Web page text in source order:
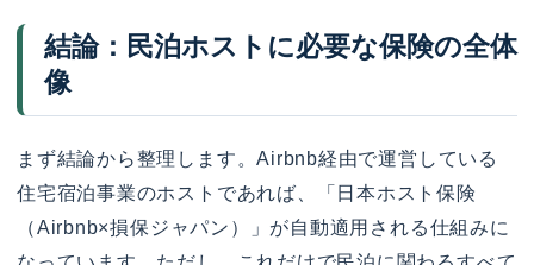
結論：民泊ホストに必要な保険の全体
像
まず結論から整理します。Airbnb経由で運営している
住宅宿泊事業のホストであれば、「日本ホスト保険
（Airbnb×損保ジャパン）」が自動適用される仕組みに